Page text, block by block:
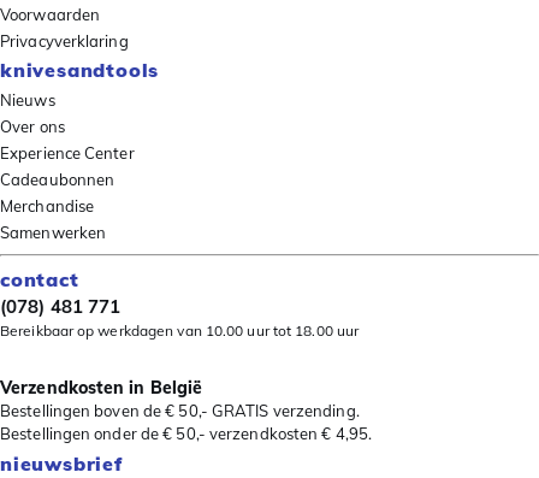
Voorwaarden
Privacyverklaring
knivesandtools
Nieuws
Over ons
Experience Center
Cadeaubonnen
Merchandise
Samenwerken
contact
(078) 481 771
Bereikbaar op werkdagen van 10.00 uur tot 18.00 uur
Verzendkosten in België
Bestellingen boven de € 50,- GRATIS verzending.
Bestellingen onder de € 50,- verzendkosten € 4,95.
nieuwsbrief